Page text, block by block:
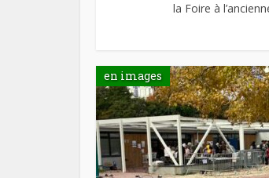
la Foire à
en images